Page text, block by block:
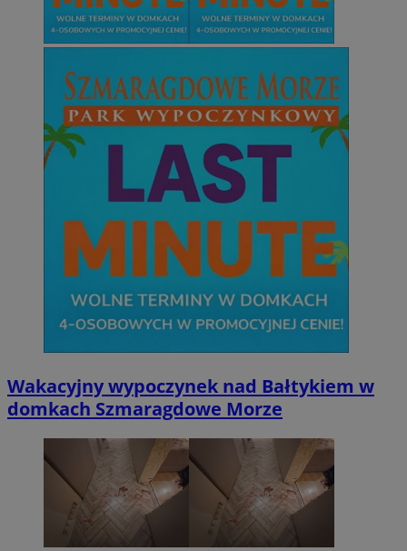
Wakacyjny wypoczynek nad Bałtykiem w
domkach Szmaragdowe Morze